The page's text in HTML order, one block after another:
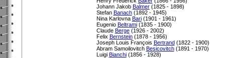
Johann Jakob Balmer(1825 - 1898)
Stefan Banach(1892 - 1945)
Nina Karlovna Bari(1901 - 1961)
Eugenio Beltrami(1835 - 1900)
Claude Berge(1926 - 2002)
Felix Bernstein(1878 - 1956)
Joseph Louis François Bertrand(1822 - 1900)
Abram Samoilovitch Besicovitch(1891 - 1970)
Luigi Bianchi(1856 - 1928)